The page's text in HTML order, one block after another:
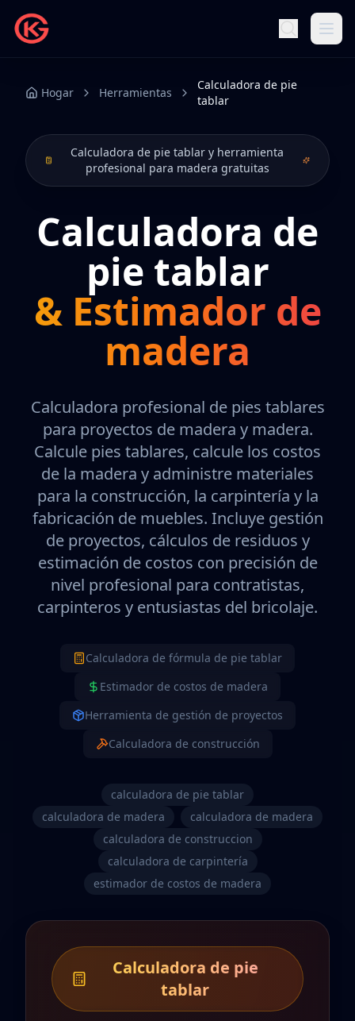
Hogar Herramientas
Calculadora de pie
tablar
Calculadora de pie tablar y herramienta
profesional para madera gratuitas
Calculadora de
pie tablar
& Estimador de
madera
Calculadora profesional de pies tablares
para proyectos de madera y madera.
Calcule pies tablares, calcule los costos
de la madera y administre materiales
para la construcción, la carpintería y la
fabricación de muebles. Incluye gestión
de proyectos, cálculos de residuos y
estimación de costos con precisión de
nivel profesional para contratistas,
carpinteros y entusiastas del bricolaje.
Calculadora de fórmula de pie tablar
Estimador de costos de madera
Herramienta de gestión de proyectos
Calculadora de construcción
calculadora de pie tablar
calculadora de madera
calculadora de madera
calculadora de construccion
calculadora de carpintería
estimador de costos de madera
Calculadora de pie
tablar